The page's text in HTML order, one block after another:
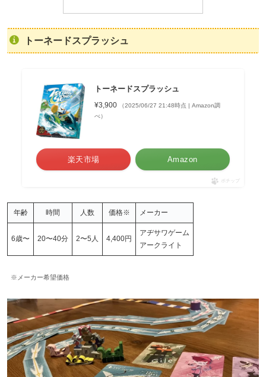
トーネードスプラッシュ
トーネードスプラッシュ
¥3,900
（2025/06/27 21:48時点 | Amazon調
べ）
楽天市場 Amazon
ポチップ
年齢 時間 人数 価格※ メーカー
6歳〜 20〜40分 2〜5人 4,400円
アヂサワゲーム
アークライト
※メーカー希望価格